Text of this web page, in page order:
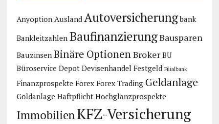
Anyoption Ausland Autoversicherung bank
Bankleitzahlen BaufinanzierungBausparen
Bauzinsen Binäre OptionenBroker BU
Büroservice Depot Devisenhandel Festgeld Filialbank
Finanzprospekte Forex Forex Trading Geldanlage
Goldanlage Haftpflicht Hochglanzprospekte
ImmobilienKFZ-Versicherung